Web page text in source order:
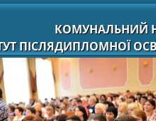
КОМУНАЛЬНИЙ
ПІСЛЯДИПЛОМНОЇ